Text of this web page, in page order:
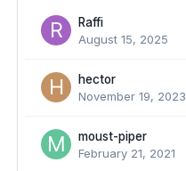
Raffi
August 15, 2025
hector
November 19, 2023
moust-piper
February 21, 2021